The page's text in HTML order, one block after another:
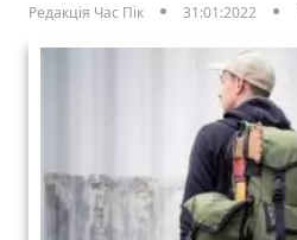
Редакція Час Пік
31:01:2022